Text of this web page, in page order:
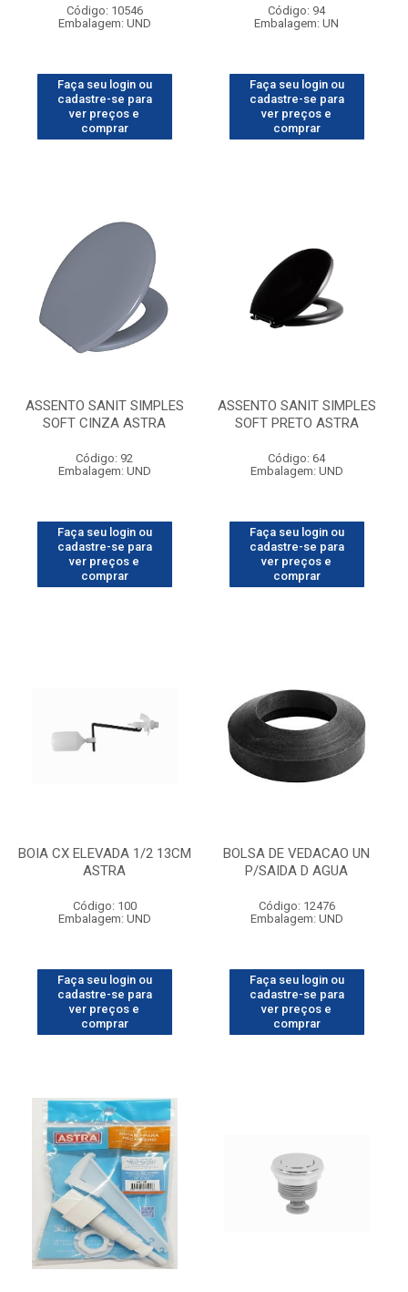
Código: 10546
Embalagem: UND
Faça seu login ou
cadastre-se para
ver preços e
comprar
Código: 94
Embalagem: UN
Faça seu login ou
cadastre-se para
ver preços e
comprar
ASSENTO SANIT SIMPLES
SOFT CINZA ASTRA
Código: 92
Embalagem: UND
Faça seu login ou
cadastre-se para
ver preços e
comprar
ASSENTO SANIT SIMPLES
SOFT PRETO ASTRA
Código: 64
Embalagem: UND
Faça seu login ou
cadastre-se para
ver preços e
comprar
BOIA CX ELEVADA 1/2 13CM
ASTRA
Código: 100
Embalagem: UND
Faça seu login ou
cadastre-se para
ver preços e
comprar
BOLSA DE VEDACAO UN
P/SAIDA D AGUA
Código: 12476
Embalagem: UND
Faça seu login ou
cadastre-se para
ver preços e
comprar